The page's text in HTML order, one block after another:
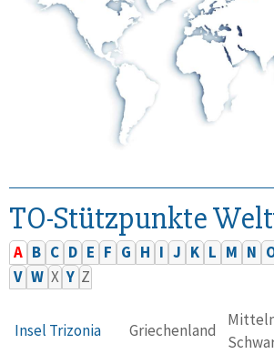
TO-Stützpunkte
A B C D E F G H I J K L M N
V W X Y Z
Insel Trizonia Griechenland